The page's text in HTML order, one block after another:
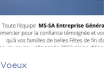
Voeux